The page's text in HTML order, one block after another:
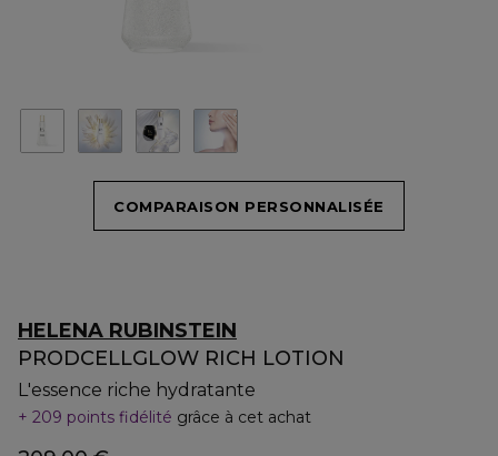
COMPARAISON PERSONNALISÉE
HELENA RUBINSTEIN
PRODCELLGLOW RICH LOTION
L'essence riche hydratante
209 points fidélité grâce à cet achat